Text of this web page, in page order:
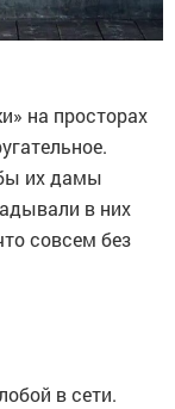
на просторах
их дамы
в них
совсем без
в сети.